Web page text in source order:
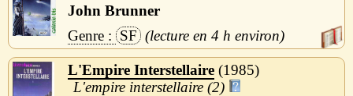
John Brunner
SF
4 h
L'Empire Interstellaire 1985
L'empire interstellaire (2)